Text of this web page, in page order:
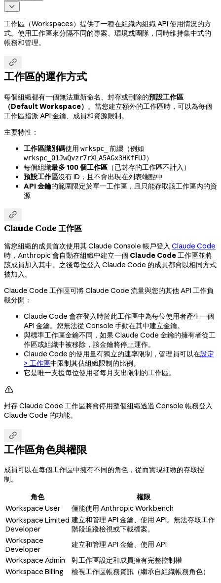

工作區（Workspaces）提供了一種在組織內組織 API 使用情況的方
式。使用工作區來分隔不同的專案、環境或團隊，同時維持集中式的
帳務和管理。

工作區的運作方式
每個組織都有一個無法重新命名、封存或刪除的預設工作區
（Default Workspace） 。當您建立額外的工作區時，可以為每個
工作區指派 API 金鑰、成員和資源限制。
主要特性：
工作區識別碼使用 wrkspc_ 前綴（例如
wrkspc_01JwQvzr7rXLA5AGx3HKfFUJ）
每個組織最多 100 個工作區 （已封存的工作區不計入）
預設工作區沒有 ID，且不會出現在列表端點中
API 金鑰的範圍限定於單一工作區，且只能存取該工作區內的資
源

Claude Code 工作區
當您組織的成員首次使用其 Claude Console 帳戶登入 Claude Code
時，Anthropic 會自動在組織中建立一個 Claude Code工作區並將
該成員加入其中。之後每位登入 Claude Code 的成員都會以相同方式
被加入。
Claude Code 工作區可將 Claude Code 流量與您的其他 API 工作負
載分開：
Claude Code 會在登入時於此工作區中為每位使用者產生一個
API 金鑰。您無法從 Console 手動在其中建立金鑰。
與標準工作區金鑰不同，如果 Claude Code 金鑰的擁有者從工
作區或組織中被移除，該金鑰將停止運作。
Claude Code 的使用量有獨立的速率限制，管理員可以在設定
> 工作區中限制其佔組織限制的比例。
它是唯一支援每位使用者每月支出限制的工作區。

封存 Claude Code 工作區將會停用整個組織透過 Console 帳務登入
Claude Code 的功能。

工作區角色與權限
成員可以在每個工作區中擁有不同的角色，從而實現細緻的存取控
制。
角色
權限
Workspace User
僅能使用 Anthropic Workbench
Workspace Limited
Developer
建立和管理 API 金鑰、使用 API。無法存取工作
階段追蹤檢視或下載檔案。
Workspace
Developer
建立和管理 API 金鑰、使用 API
Workspace Admin
對工作區設定和成員擁有完整控制權
Workspace Billing
檢視工作區帳務資訊（繼承自組織帳務角色）